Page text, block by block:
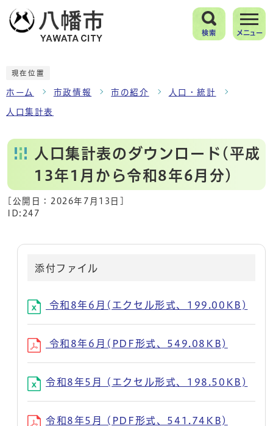
検索 メニュー
現在位置
ホーム 市政情報 市の紹介 人口・統計
人口集計表
人口集計表のダウンロード(平成
13年1月から令和8年6月分)
[公開日： 2026年7月13日
ID:247
添付ファイル
令和8年6月(エクセル形式、199.00KB)
令和8年6月(PDF形式、549.08KB)
令和8年5月 (エクセル形式、198.50KB)
令和8年5月 (PDF形式、541.74KB)